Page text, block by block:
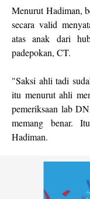
Menurut Hadiman,
secara valid
atas anak dari
padepokan, CT.
"Saksi ahli tadi
itu menurut ahli
pemeriksaan lab
memang benar.
Hadiman.